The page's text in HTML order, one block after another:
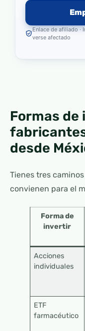
Enlace de afiliado ·
verse afectado
Formas
desde
Tienes tres
convienen para el
Forma de
invertir
Acciones
individuales
ETF
farmacéutico